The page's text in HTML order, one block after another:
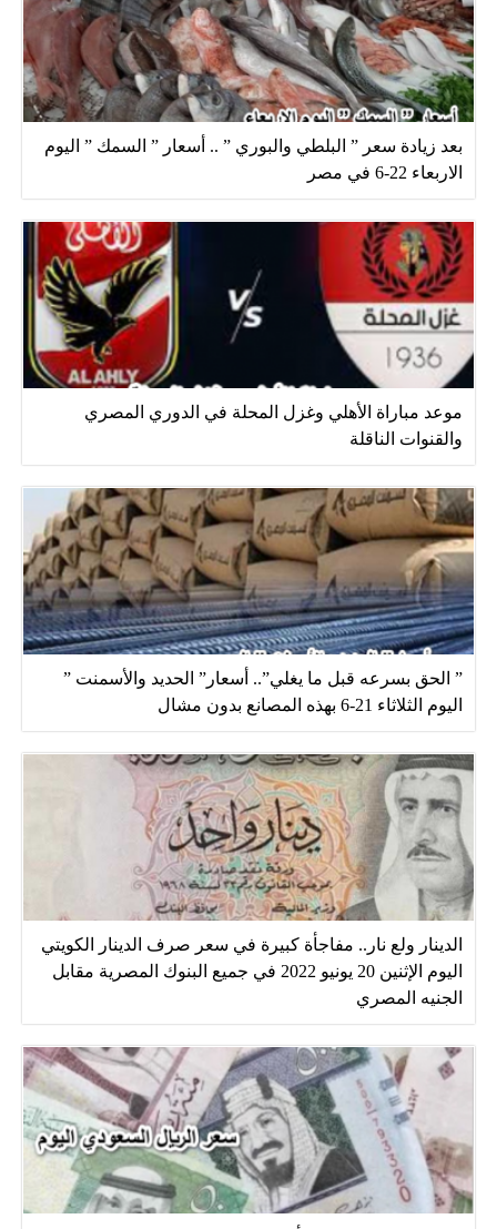
بعد زيادة سعر ” البلطي والبوري ” .. أسعار ” السمك ” اليوم
الاربعاء 22-6 في مصر
موعد مباراة الأهلي وغزل المحلة في الدوري المصري
والقنوات الناقلة
” الحق بسرعه قبل ما يغلي”.. أسعار” الحديد والأسمنت ”
اليوم الثلاثاء 21-6 بهذه المصانع بدون مشال
الدينار ولع نار.. مفاجأة كبيرة في سعر صرف الدينار الكويتي
اليوم الإثنين 20 يونيو 2022 في جميع البنوك المصرية مقابل
الجنيه المصري